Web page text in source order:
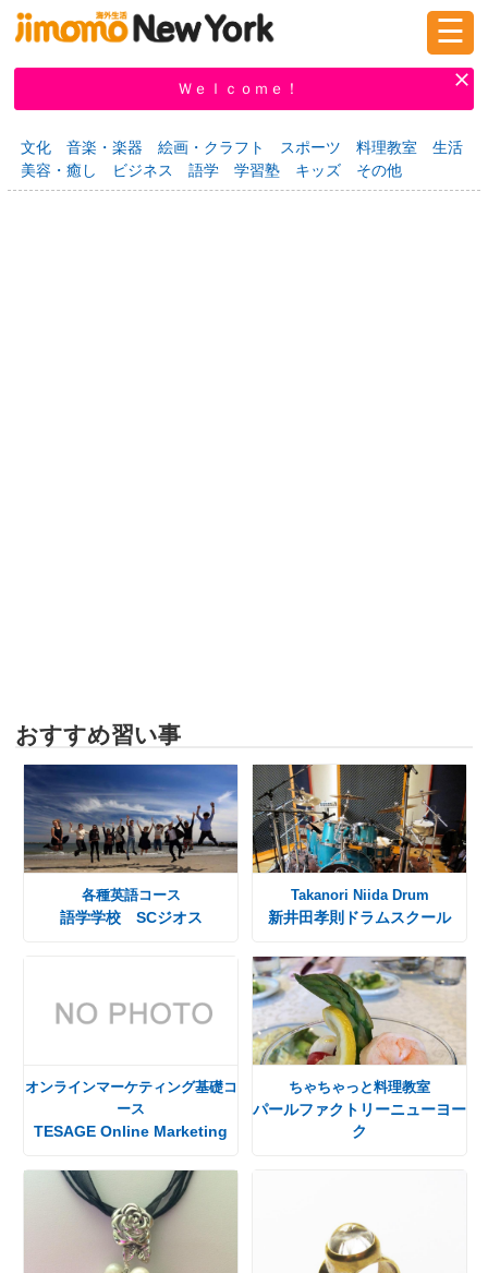
掲示板 タウン情報 教えて！
☰
Ｗｅｌｃｏｍｅ！
文化 音楽・楽器 絵画・クラフト スポーツ 料理教室
生活
美容・癒し
ビジネス 語学 学習塾 キッズ その他
おすすめ習い事
各種英語コース
語学学校 SCジオス
Takanori Niida Drum
新井田孝則ドラムスクール
オンラインマーケティング基礎コ
ース
TESAGE Online Marketing
ちゃちゃっと料理教室
パールファクトリーニューヨー
ク